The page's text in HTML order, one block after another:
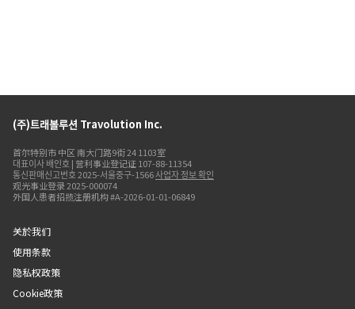
(주)트래볼루션 Travolution Inc.
首尔特别市 中区 南大门路9街 24 1103室
대표이사 배인호 | 营利事业登记证 107-88-11354
통신판매신고번호 2025-서울중구-1566사업자 정보 확인
观光事业登录 2025-000074
外国人患者招揽注册机构 #A-2026-01-01-06849
关於我们
使用条款
隐私权政策
Cookie政策